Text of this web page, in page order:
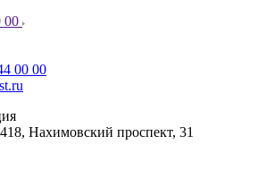
00
00 00
Нахимовский проспект, 31